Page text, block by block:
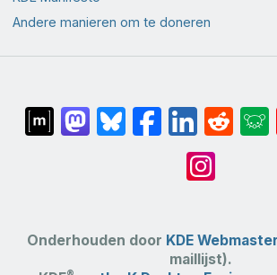
Andere manieren om te doneren
Onderhouden door KDE
maillijst).